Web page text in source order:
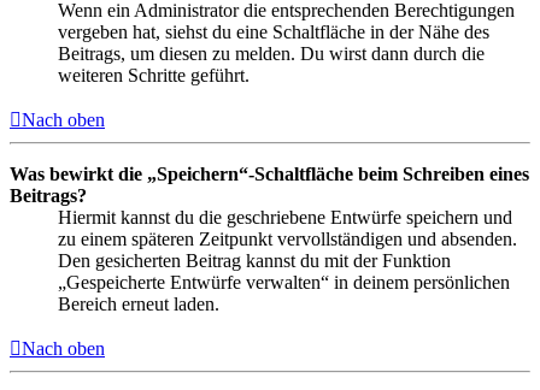
Wenn ein Administrator die entsprechenden Berechtigungen
vergeben hat, siehst du eine Schaltfläche in der Nähe des
Beitrags, um diesen zu melden. Du wirst dann durch die
weiteren Schritte geführt.
Nach oben
Was bewirkt die „Speichern“-Schaltfläche beim Schreiben eines
Beitrags?
Hiermit kannst du die geschriebene Entwürfe speichern und
zu einem späteren Zeitpunkt vervollständigen und absenden.
Den gesicherten Beitrag kannst du mit der Funktion
„Gespeicherte Entwürfe verwalten“ in deinem persönlichen
Bereich erneut laden.
Nach oben